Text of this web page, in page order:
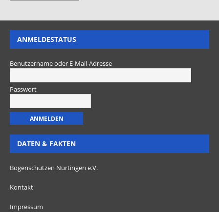
ANMELDESTATUS
Benutzername oder E-Mail-Adresse
Passwort
DATEN & FAKTEN
Bogenschützen Nürtingen e.V.
Kontakt
Impressum